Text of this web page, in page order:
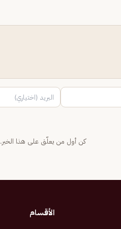
كن أول من يعلّق على هذا الخبر.
الأقسام